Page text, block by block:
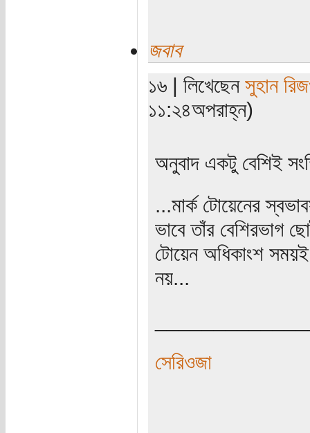
জবাব
১৬ | লিখেছেন সুহান
১১:২৪অপরাহ্ন)
অনুবাদ একটু বেশিই
...মার্ক টোয়েনের
ভাবে তাঁর বেশিরভাগ
টোয়েন অধিকাংশ সময়ই
নয়...
সেরিওজা